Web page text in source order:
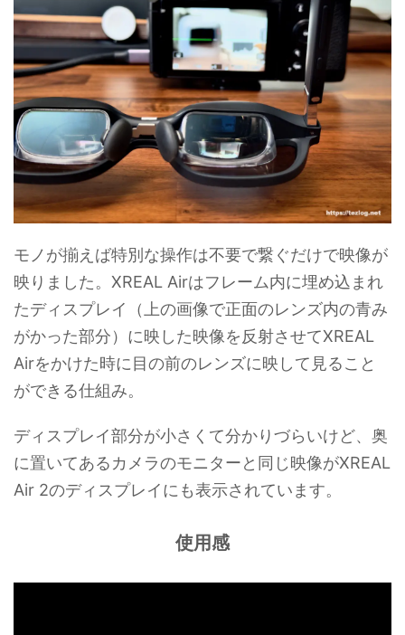
モノが揃えば特別な操作は不要で繋ぐだけで映像が
映りました。XREAL Airはフレーム内に埋め込まれ
たディスプレイ（上の画像で正面のレンズ内の青み
がかった部分）に映した映像を反射させてXREAL
Airをかけた時に目の前のレンズに映して見ること
ができる仕組み。
ディスプレイ部分が小さくて分かりづらいけど、奥
に置いてあるカメラのモニターと同じ映像がXREAL
Air 2のディスプレイにも表示されています。
使用感